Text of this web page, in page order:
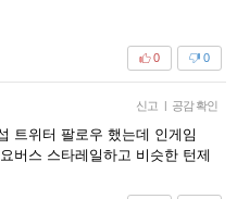
0
0
신고 | 공감 확인
트위터 팔로우 했는데 인게임
버스 스타레일하고 비슷한 턴제